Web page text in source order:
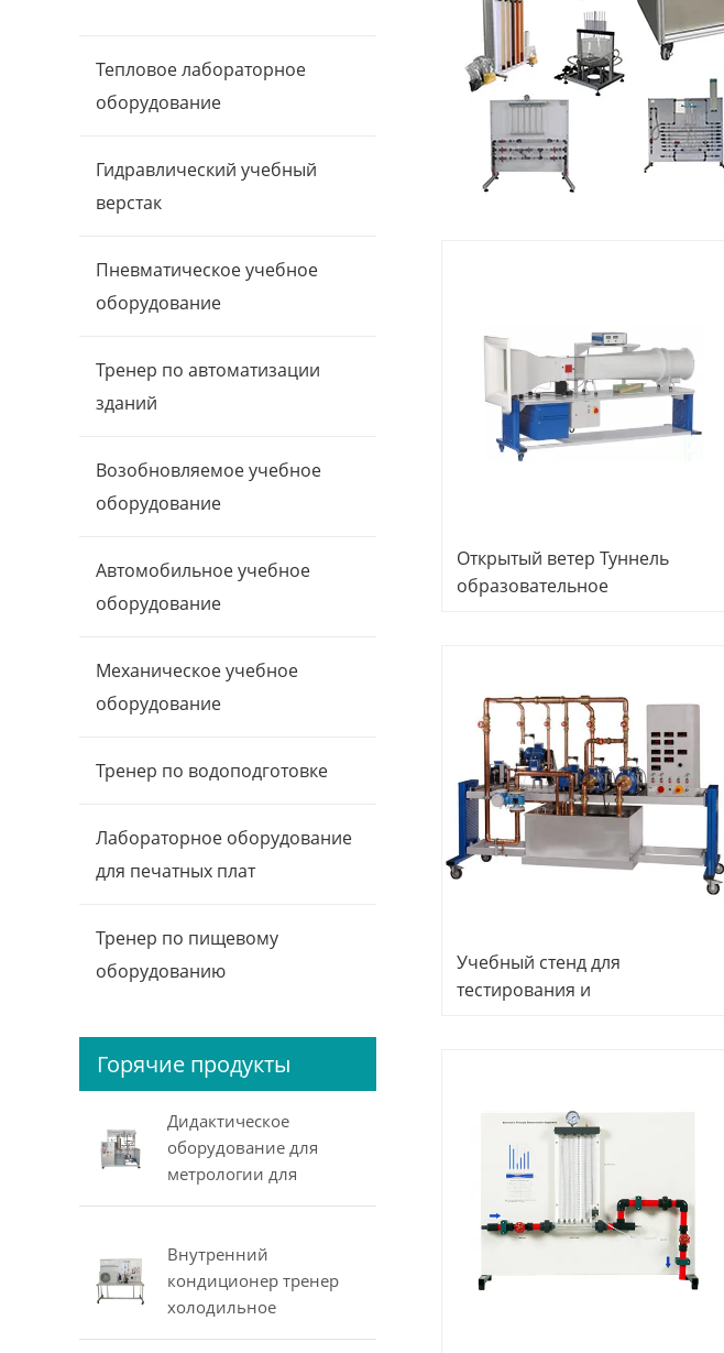
Тепловое лабораторное
оборудование
Гидравлический учебный
верстак
Пневматическое учебное
оборудование
Тренер по автоматизации
зданий
Возобновляемое учебное
оборудование
Автомобильное учебное
оборудование
Механическое учебное
оборудование
Тренер по водоподготовке
Лабораторное оборудование
для печатных плат
Тренер по пищевому
оборудованию
Горячие продукты
Дидактическое
оборудование для
метрологии для
давления, расхода,
Внутренний
кондиционер тренер
холодильное
оборудование для
Открытый ветер Туннель
образовательное
оборудование механика
лабораторное оборудование
Учебный стенд для
тестирования и
гидродинамики.